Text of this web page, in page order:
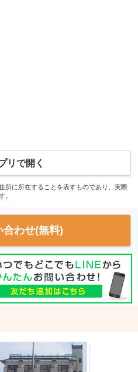
リで開く
所に所在することを表すものであり、実際
。
合わせ(無料)